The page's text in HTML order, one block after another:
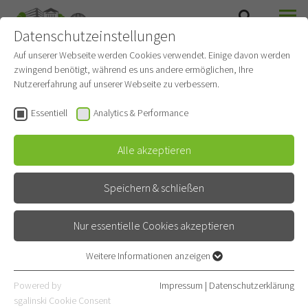
THORAXCHIRURGIE
Leistungsspektrum
Datenschutzeinstellungen
Auf unserer Webseite werden Cookies verwendet. Einige davon werden
zwingend benötigt, während es uns andere ermöglichen, Ihre
Nutzererfahrung auf unserer Webseite zu verbessern.
Essentiell Analytics & Performance
Alle akzeptieren
Speichern & schließen
Nur essentielle Cookies akzeptieren
Essentielle Cookies werden für grundlegende Funktionen der
Webseite benötigt. Dadurch ist gewährleistet, dass die Webseite
Weitere Informationen anzeigen
Powered by
sgalinski Cookie Consent
Impressum | Datenschutzerklärung